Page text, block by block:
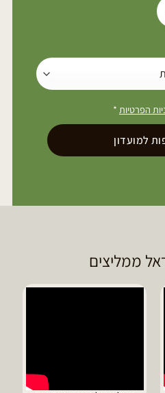
הפרטיות*
למועדון
ממליצים